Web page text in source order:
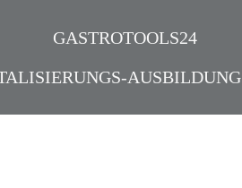
GASTROTOOLS24
AUSBILDUNG